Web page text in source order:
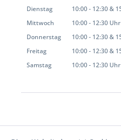
Dienstag
10:00 - 12:30 &
Mittwoch
10:00 - 12:30 Uhr
Donnerstag
10:00 - 12:30 &
Freitag
10:00 - 12:30 &
Samstag
10:00 - 12:30 Uhr